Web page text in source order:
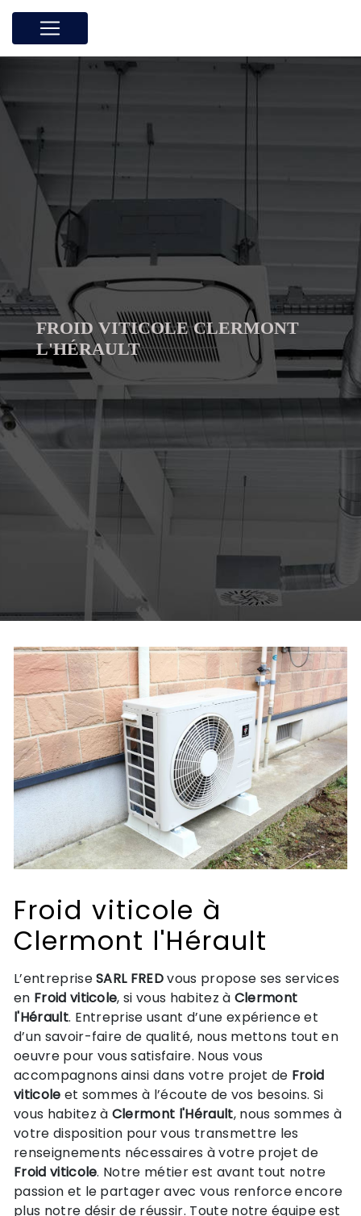
Panneau de gestion des cookies
FROID VITICOLE CLERMONT
L'HÉRAULT
Froid viticole à
Clermont l'Hérault
L’entrepriseSARL FREDvous propose ses services
en Froid viticole, si vous habitez à Clermont
l'Hérault. Entreprise usant d’une expérience et
d’un savoir-faire de qualité, nous mettons tout en
oeuvre pour vous satisfaire. Nous vous
accompagnons ainsi dans votre projet de Froid
viticole et sommes à l’écoute de vos besoins. Si
vous habitez à Clermont l'Hérault, nous sommes à
votre disposition pour vous transmettre les
renseignements nécessaires à votre projet de
Froid viticole. Notre métier est avant tout notre
passion et le partager avec vous renforce encore
plus notre désir de réussir. Toute notre équipe est